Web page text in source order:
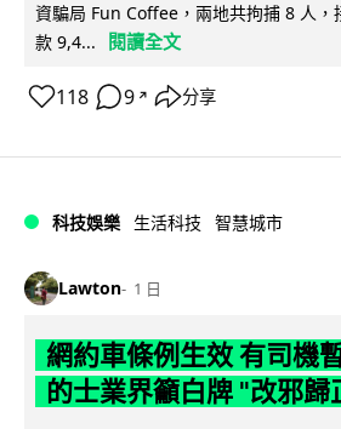
資騙局 Fun Coffee，兩地共拘捕 8 人，
款 9,4...
閱讀全文
118 9 ↗ 分享
科技娛樂 生活科技 智慧城市
Lawton 1 日
網約車條例生效 有司機
的士業界籲白牌 "改邪歸